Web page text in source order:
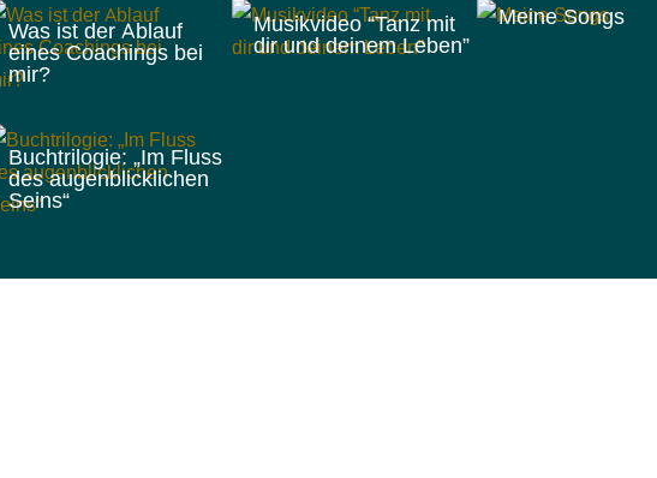
Was ist der Ablauf
eines Coachings bei
mir?
Musikvideo “Tanz mit
dir und deinem Leben”
Meine Songs
Buchtrilogie: „Im Fluss
des augenblicklichen
Seins“